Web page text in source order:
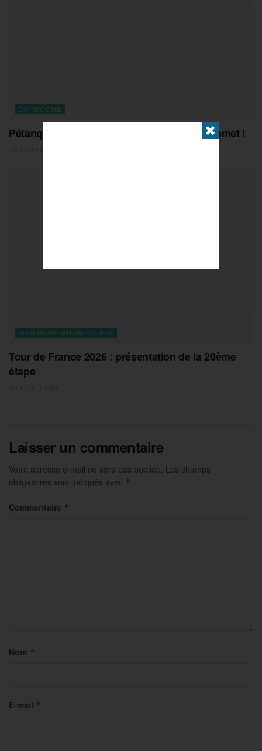
DORDOGNE
Pétanque : la paire Bandiera – Peyré au sommet !
AUVERGNE-RHONE-ALPES
Tour de France 2026 : présentation de la 20ème
étape
Laisser un commentaire
Votre adresse e-mail ne sera pas publiée. Les champs
obligatoires sont indiqués avec *
Commentaire *
Nom *
E-mail *
✖